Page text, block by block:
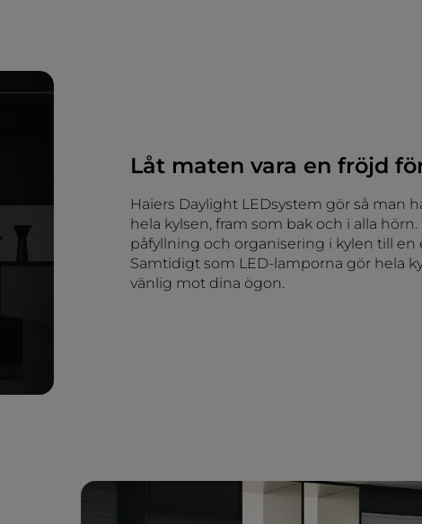
Låt maten vara en fröjd
Haiers Daylight LEDsystem gör så man
hela kylsen, fram som bak och i alla
påfyllning och organisering i kylen till en
Samtidigt som LED-lamporna gör hela
vänlig mot dina ögon.